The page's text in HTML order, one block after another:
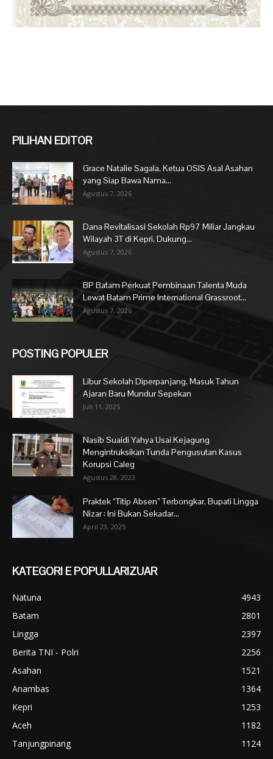
PILIHAN EDITOR
Grace Natalie Sagala, Ketua OSIS Asal Asahan
yang Siap Bawa Nama...
Agustus 7, 2026
Dana Revitalisasi Sekolah Rp97 Miliar Jangkau
Wilayah 3T di Kepri, Dukung...
Agustus 7, 2026
BP Batam Perkuat Pembinaan Talenta Muda
Lewat Batam Prime International Grassroot...
Agustus 7, 2026
POSTING POPULER
Libur Sekolah Diperpanjang, Masuk Tahun
Ajaran Baru Mundur Sepekan
Juli 11, 2025
Nasib Suaidi Yahya Usai Kejagung
Mengintruksikan Tunda Pengusutan Kasus
Korupsi Caleg
Agustus 28, 2023
Praktek “Titip Absen” Terbongkar, Bupati Lingga
Nizar : Ini Bukan Sekadar...
April 23, 2025
KATEGORI E POPULLARIZUAR
Natuna
4943
Batam
2801
Lingga
2397
Berita TNI - Polri
2256
Asahan
1521
Anambas
1364
Kepri
1253
Aceh
1182
Tanjungpinang
1124